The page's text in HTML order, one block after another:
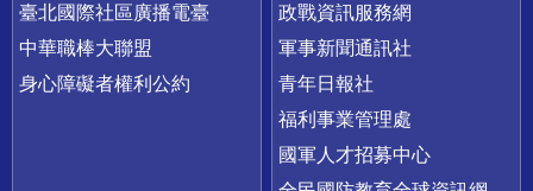
臺北國際社區廣播電臺
中華職棒大聯盟
身心障礙者權利公約
政戰資訊服務網
軍事新聞通訊社
青年日報社
福利事業管理處
國軍人才招募中心